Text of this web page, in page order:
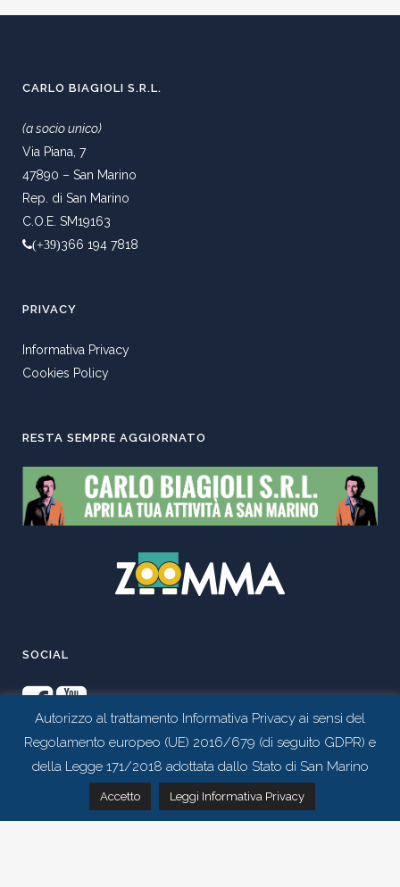
CARLO BIAGIOLI S.R.L.
(a socio unico)
Via Piana, 7
47890 – San Marino
Rep. di San Marino
C.O.E. SM19163
(+39)366 194 7818
PRIVACY
Informativa Privacy
Cookies Policy
RESTA SEMPRE AGGIORNATO
SOCIAL
Realizzato daStudio 99
Autorizzo al trattamento Informativa Privacy ai sensi del
Regolamento europeo (UE) 2016/679 (di seguito GDPR) e
della Legge 171/2018 adottata dallo Stato di San Marino
Accetto Leggi Informativa Privacy
Contattaci tramite whatsapp